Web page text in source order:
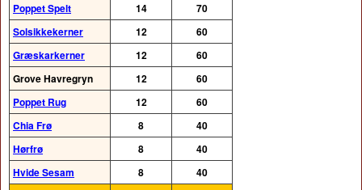
Poppet Spelt
14
70
Solsikkekerner
12
60
Græskarkerner
12
60
Grove Havregryn
12
60
Poppet Rug
12
60
Chia Frø
8
40
Hørfrø
8
40
Hvide Sesam
8
40